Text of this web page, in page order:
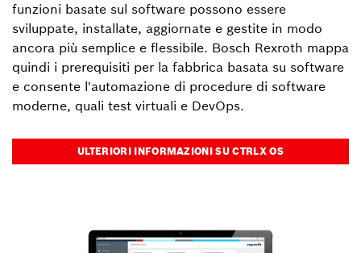
funzioni basate sul software possono essere
sviluppate, installate, aggiornate e gestite in modo
ancora più semplice e flessibile. Bosch Rexroth mappa
quindi i prerequisiti per la fabbrica basata su software
e consente l'automazione di procedure di software
moderne, quali test virtuali e DevOps.
ULTERIORI INFORMAZIONI SU CTRLX OS